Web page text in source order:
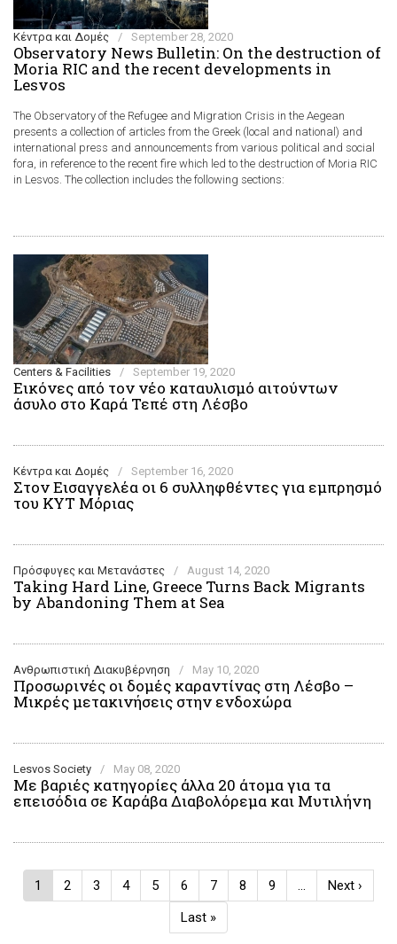
Κέντρα και Δομές / September 28, 2020
Observatory News Bulletin: On the destruction of
Moria RIC and the recent developments in
Lesvos
The Observatory of the Refugee and Migration Crisis in the Aegean
presents a collection of articles from the Greek (local and national) and
international press and announcements from various political and social
fora, in reference to the recent fire which led to the destruction of Moria RIC
in Lesvos. The collection includes the following sections:
Centers & Facilities / September 19, 2020
Εικόνες από τον νέο καταυλισμό αιτούντων
άσυλο στο Καρά Τεπέ στη Λέσβο
Κέντρα και Δομές / September 16, 2020
Στον Εισαγγελέα οι 6 συλληφθέντες για εμπρησμό
του ΚΥΤ Μόριας
Πρόσφυγες και Μετανάστες / August 14, 2020
Taking Hard Line, Greece Turns Back Migrants
by Abandoning Them at Sea
Ανθρωπιστική Διακυβέρνηση / May 10, 2020
Προσωρινές οι δομές καραντίνας στη Λέσβο –
Μικρές μετακινήσεις στην ενδοχώρα
Lesvos Society / May 08, 2020
Με βαριές κατηγορίες άλλα 20 άτομα για τα
επεισόδια σε Καράβα Διαβολόρεμα και Μυτιλήνη
Pagination
Current
page
1 Page
2 Page
3 Page
4 Page
5 Page
6 Page
7 Page
8 Page
9 …
Next
page
Next ›
Last
page
Last »